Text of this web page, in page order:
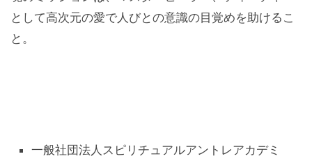
として高次元の愛で人びとの意識の目覚めを助けるこ
と。
一般社団法人スピリチュアルアントレアカデミ